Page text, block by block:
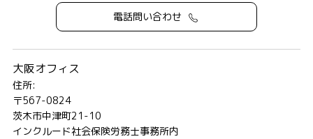
電話問い合わせ
大阪オフィス
住所:
〒567-0824
茨木市中津町21-10
インクルード社会保険労務士事務所内